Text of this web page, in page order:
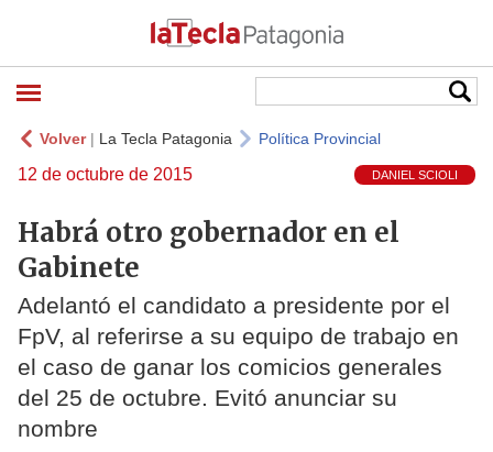
Volver| La Tecla Patagonia Política Provincial
12 de octubre de 2015 DANIEL SCIOLI
Habrá otro gobernador en el
Gabinete
Adelantó el candidato a presidente por el
FpV, al referirse a su equipo de trabajo en
el caso de ganar los comicios generales
del 25 de octubre. Evitó anunciar su
nombre